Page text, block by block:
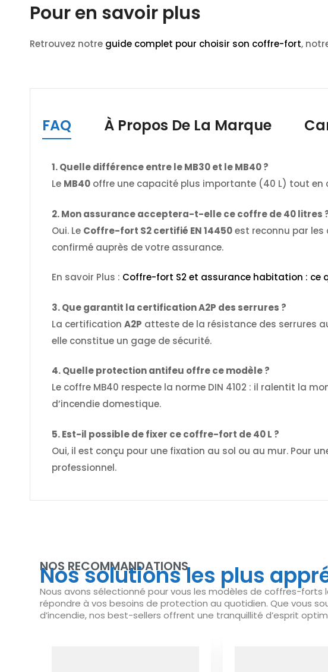
Pour en savoir plus
Retrouvez notre guide complet pour choisir son coffre-fort,
FAQ À Propos De La Marque
1. Quelle différence entre le MB30 et le MB40 ?
Le MB40 offre une capacité plus importante (40 L) tout
2. Mon assurance acceptera-t-elle ce coffre de 40 litres
Oui. Le Coffre-fort S2 certifié EN 14450est reconnu par
confirmé auprès de votre assurance.
En savoir Plus : Coffre-fort S2 et assurance habitation : ce
3. Que garantit la certification A2P des serrures ?
La certification A2P atteste de la résistance des serrures
elle constitue un gage de sécurité.
4. Quelle protection antifeu offre ce modèle ?
Le coffre MB40 respecte la norme DIN 4102 : il ralentit la
d’incendie domestique.
5. Est-il possible de fixer ce coffre-fort de 40 L ?
Oui, il est conçu pour une fixation au sol ou au mur. Pour
professionnel.
NOS RECOMMANDATIONS
Nos solutions les plus
Nous avons sélectionné pour vous les modèles de coffres-forts
répondre à vos besoins de protection au quotidien. Que vous
d’incendie, nos best-sellers offrent une tranquillité d’esprit